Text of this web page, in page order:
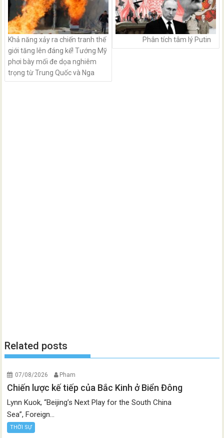
Khả năng xảy ra chiến tranh thế
giới tăng lên đáng kể! Tướng Mỹ
phơi bày mối đe dọa nghiêm
trọng từ Trung Quốc và Nga
Phân tích tâm lý Putin
Related posts
07/08/2026 Pham
Chiến lược kế tiếp của Bắc Kinh ở Biển Đông
Lynn Kuok, “Beijing’s Next Play for the South China
Sea”, Foreign...
THỜI SỰ